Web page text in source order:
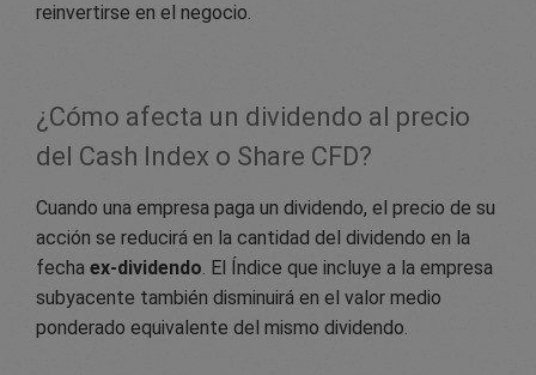
reinvertirse en el negocio.
¿Cómo afecta un dividendo al precio
del Cash Index o Share CFD?
Cuando una empresa paga un dividendo, el precio de su
acción se reducirá en la cantidad del dividendo en la
fecha ex-dividendo. El Índice que incluye a la empresa
subyacente también disminuirá en el valor medio
ponderado equivalente del mismo dividendo.